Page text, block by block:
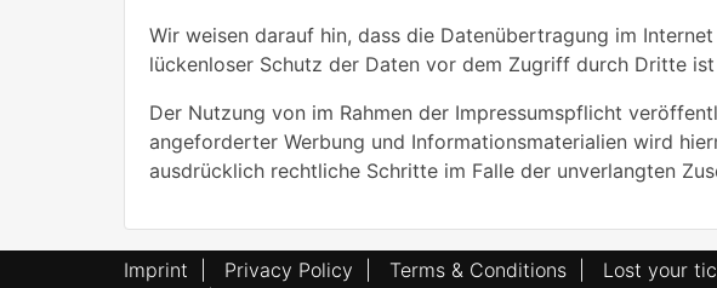
Wir weisen darauf hin, dass die Datenübertragung im
lückenloser Schutz der Daten vor dem Zugriff durch Dritte
Der Nutzung von im Rahmen der Impressumspflicht
angeforderter Werbung und Informationsmaterialien wird
ausdrücklich rechtliche Schritte im Falle der unverlangten
Imprint Privacy Policy Terms & Conditions Lost your